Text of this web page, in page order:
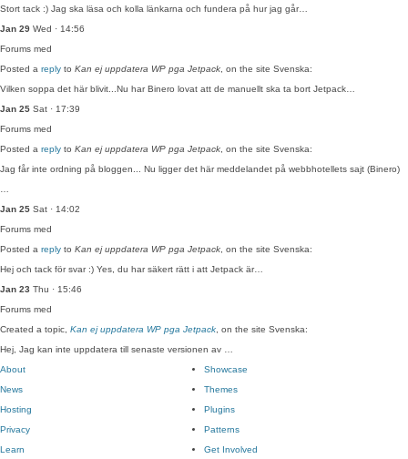
Stort tack :) Jag ska läsa och kolla länkarna och fundera på hur jag går…
Jan 29 Wed · 14:56
Forums med
Posted a reply to Kan ej uppdatera WP pga Jetpack , on the site Svenska:
Vilken soppa det här blivit...Nu har Binero lovat att de manuellt ska ta bort Jetpack…
Jan 25 Sat · 17:39
Forums med
Posted a reply to Kan ej uppdatera WP pga Jetpack , on the site Svenska:
Jag får inte ordning på bloggen... Nu ligger det här meddelandet på webbhotellets sajt (Binero)
Jan 25 Sat · 14:02
Forums med
Posted a reply to Kan ej uppdatera WP pga Jetpack , on the site Svenska:
Hej och tack för svar :) Yes, du har säkert rätt i att Jetpack är…
Jan 23 Thu · 15:46
Forums med
Created a topic, Kan ej uppdatera WP pga Jetpack , on the site Svenska:
Hej, Jag kan inte uppdatera till senaste versionen av …
About
News
Hosting
Privacy
Showcase
Themes
Plugins
Patterns
Learn
Get Involved